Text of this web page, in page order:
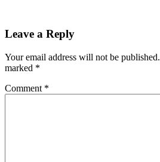
Leave a Reply
Your email address will not be published.
marked *
Comment *